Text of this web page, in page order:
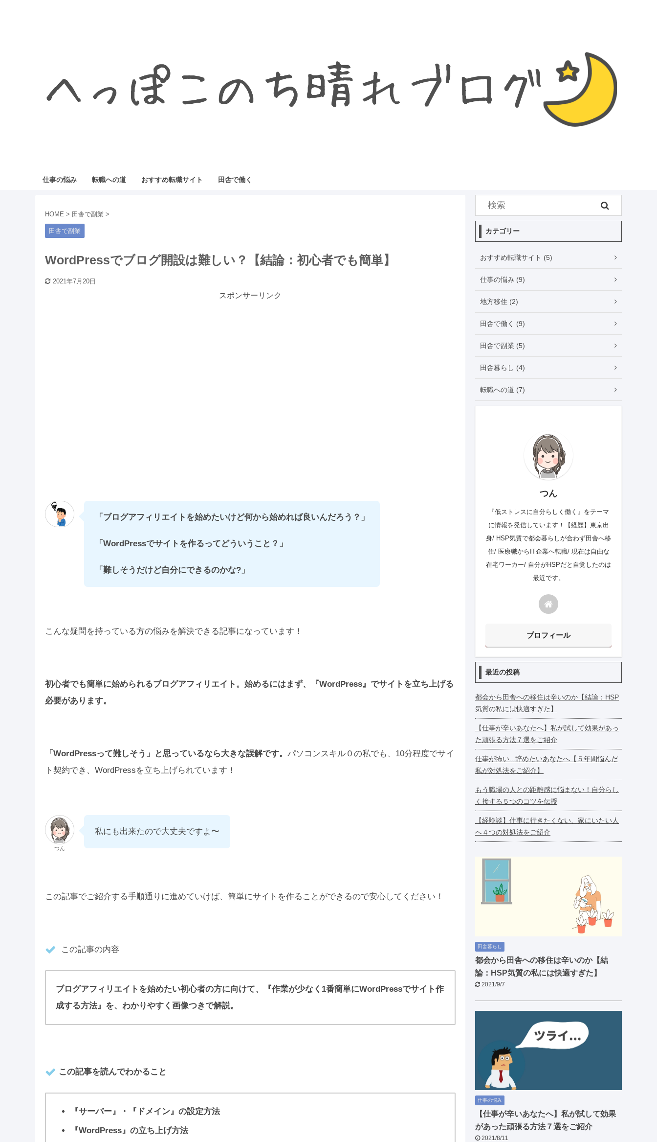
仕事の悩み 転職への道 おすすめ転職サイト 田舎で働く
HOME > 田舎で副業 >
田舎で副業
WordPressでブログ開設は難しい？【結論：初心者でも簡単】
2021年7月20日
スポンサーリンク
「ブログアフィリエイトを始めたいけど何から始めれば良いんだろう？」
「WordPressでサイトを作るってどういうこと？」
「難しそうだけど自分にできるのかな? 」
こんな疑問を持っている方の悩みを解決できる記事になっています！
初心者でも簡単に始められるブログアフィリエイト。始めるにはまず、『WordPress』でサイトを立ち上げる
必要があります。
「WordPressって難しそう」と思っているなら大きな誤解です。 パソコンスキル０の私でも、10分程度でサイ
ト契約でき、WordPressを立ち上げられています！
つん
私にも出来たので大丈夫ですよ〜
この記事でご紹介する手順通りに進めていけば、簡単にサイトを作ることができるので安心してください！
この記事の内容
ブログアフィリエイトを始めたい初心者の方に向けて、『作業が少なく1番簡単にWordPressでサイト作
成する方法』を、わかりやすく画像つきで解説。
この記事を読んでわかること
『サーバー』・『ドメイン』の設定方法
『WordPress』の立ち上げ方法
カテゴリー
おすすめ転職サイト (5)
仕事の悩み (9)
地方移住 (2)
田舎で働く (9)
田舎で副業 (5)
田舎暮らし (4)
転職への道 (7)
つん
『低ストレスに自分らしく働く』をテーマ
に情報を発信しています！【経歴】東京出
身/ HSP気質で都会暮らしが合わず田舎へ移
住/ 医療職からIT企業へ転職/ 現在は自由な
在宅ワーカー/ 自分がHSPだと自覚したのは
最近です。
プロフィール
最近の投稿
都会から田舎への移住は辛いのか【結論：HSP
気質の私には快適すぎた】
【仕事が辛いあなたへ】私が試して効果があっ
た頑張る方法７選をご紹介
仕事が怖い...辞めたいあなたへ【５年間悩んだ
私が対処法をご紹介】
もう職場の人との距離感に悩まない！自分らし
く接する５つのコツを伝授
【経験談】仕事に行きたくない、家にいたい人
へ４つの対処法をご紹介
田舎暮らし
都会から田舎への移住は辛いのか【結
論：HSP気質の私には快適すぎた】
2021/9/7
仕事の悩み
【仕事が辛いあなたへ】私が試して効果
があった頑張る方法７選をご紹介
2021/8/11